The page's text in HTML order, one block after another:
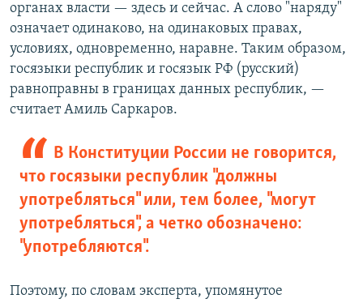
органах власти — здесь и сейчас. А слово "наряду"
означает одинаково, на одинаковых правах,
условиях, одновременно, наравне. Таким образом,
госязыки республик и госязык РФ (русский)
равноправны в границах данных республик, —
считает Амиль Саркаров.
В Конституции России не говорится,
что госязыки республик "должны
употребляться" или, тем более, "могут
употребляться", а четко обозначено:
"употребляются".
Поэтому, по словам эксперта, упомянутое